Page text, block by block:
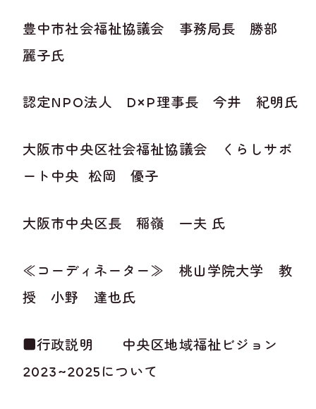
豊中市社会福祉協議会 事務局長 勝部
麗子氏
認定NPO法人 D×P理事長 今井 紀明氏
大阪市中央区社会福祉協議会 くらしサポ
ート中央 松岡 優子
大阪市中央区長 稲嶺 一夫 氏
≪コーディネーター≫ 桃山学院大学 教
授 小野 達也氏
■行政説明 中央区地域福祉ビジョン
2023~2025について